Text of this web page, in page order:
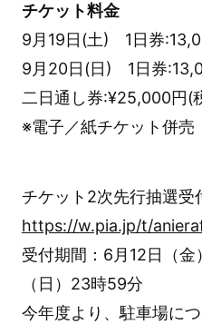
チケット料金
9月19日(土) 1日券
9月20日(日) 1日券
二日通し券:¥25,000円(
※電子／紙チケット併売
チケット2次先行抽選受
https://w.pia.jp/t/
受付期間：6月12日（
（日）23時59分
今年度より、駐車場に